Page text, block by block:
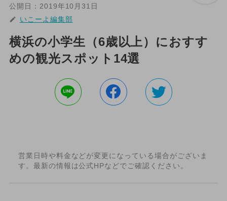
公開日： 2019年10月31日
いこーよ編集部
横浜の小学生（6歳以上）におすす
めの観光スポット14選
営業日時や料金などが変更になっている場合がございま
す。最新の情報は公式HPなどでご確認ください。